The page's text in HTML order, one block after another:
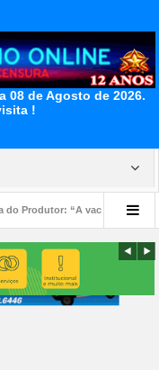
08 de Agosto de 2026.
!
“A vaca Mimosa já foi piada”
SAO